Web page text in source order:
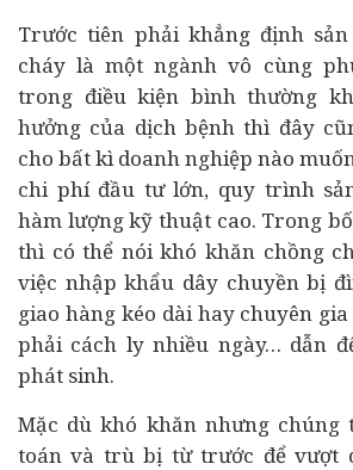
Trước tiên phải khẳng định
cháy là một ngành vô cùng
trong điều kiện bình thường
hưởng của dịch bệnh thì đây
cho bất kìdoanh nghiệp nào
chi phí đầu tư lớn, quy trình
hàm lượng kỹ thuật cao. Trong
thì có thể nói khó khăn chồng
việc nhập khẩu dây chuyền bị
giao hàng kéo dài hay chuyên
phải cách ly nhiều ngày… dẫn
phát sinh.
Mặc dù khó khăn nhưng chúng
toán và trù bị từ trước để vượt